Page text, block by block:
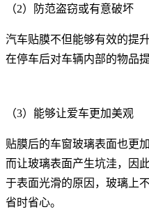
（2）防范盗窃或有意破坏
汽车贴膜不但能够有效的提
在停车后对车辆内部的物品
（3）能够让爱车更加美观
贴膜后的车窗玻璃表面也更
而让玻璃表面产生坑洼，因
于表面光滑的原因，玻璃上
省时省心。